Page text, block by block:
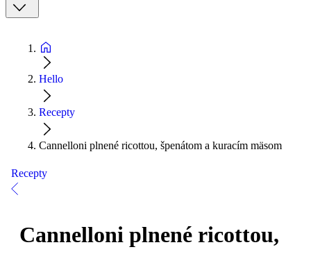
Hello
Recepty
Cannelloni plnené ricottou, špenátom a kuracím mäsom
Recepty
Cannelloni plnené ricottou,